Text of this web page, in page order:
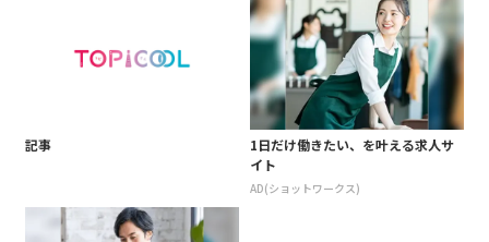
記事
1日だけ働きたい、を叶える求人サ
イト
AD(ショットワークス)